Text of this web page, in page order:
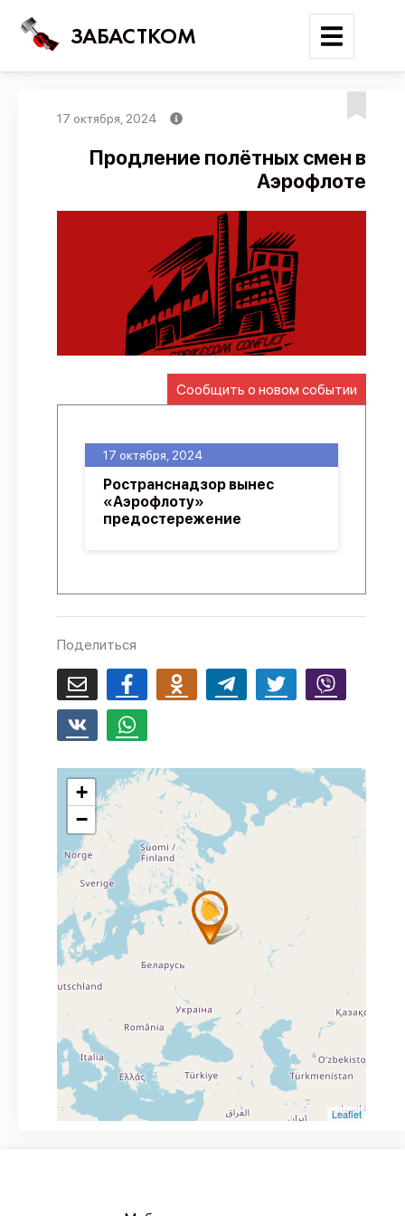
ЗАБАСТКОМ
Новости
Карта событий
Трудовые конфликты
Отчеты
Предложить публикацию
API
Политика конфиденциальности
17 октября, 2024
Продление полётных смен в
Аэрофлоте
Сообщить о новом событии
17 октября, 2024
Ространснадзор вынес
«Аэрофлоту»
предостережение
Поделиться
+
−
Leaflet